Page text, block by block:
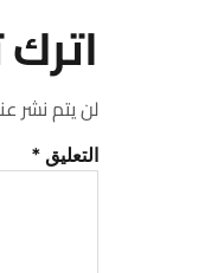
لن يتم نشر
التعليق *